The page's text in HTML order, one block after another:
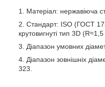
Матеріал: нержавіюча
Стандарт: ISO (ГОСТ
крутовигнуті тип 3D
Діапазон умовних
Діапазон зовнішніх
323.